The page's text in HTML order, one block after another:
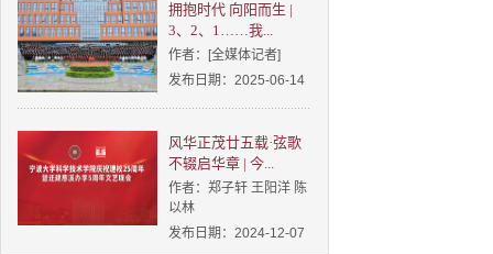
拥抱时代 向阳而生 |
3、2、1……我...
作者：[全媒体记者]
发布日期：2025-06-14
风华正茂廿五载·弦歌
不辍启华章 | 今...
作者：郑子轩 王阳洋 陈
以林
发布日期：2024-12-07